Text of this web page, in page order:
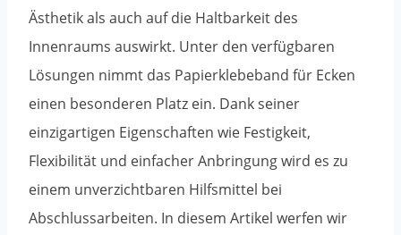
Ästhetik als auch auf die Haltbarkeit des
Innenraums auswirkt. Unter den verfügbaren
Lösungen nimmt das Papierklebeband für Ecken
einen besonderen Platz ein. Dank seiner
einzigartigen Eigenschaften wie Festigkeit,
Flexibilität und einfacher Anbringung wird es zu
einem unverzichtbaren Hilfsmittel bei
Abschlussarbeiten. In diesem Artikel werfen wir